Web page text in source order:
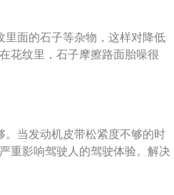
料板材单薄，导致外界噪音传
面的石子等杂物，这样对降低
花纹里，石子摩擦路面胎噪很
噪过大可以清洗一下轮胎，这
胎压过高、过低都会导致胎噪
当发动机皮带松紧度不够的时
重影响驾驶人的驾驶体验。解决
对。解决方法：需要去更换一